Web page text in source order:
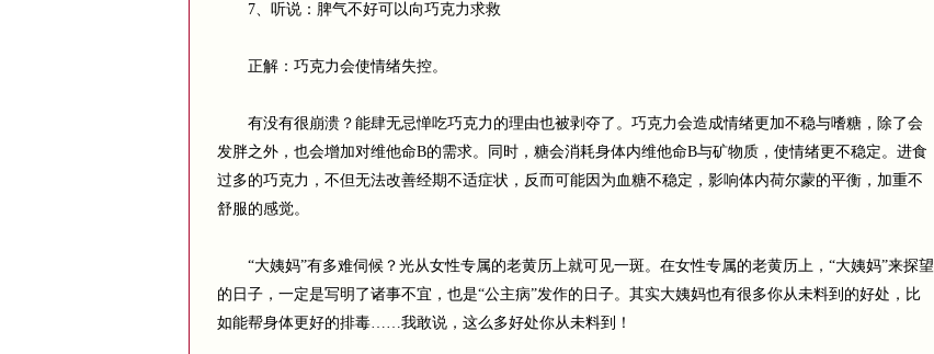
7、听说：脾气不好可以向巧克力求救
正解：巧克力会使情绪失控。
有没有很崩溃？能肆无忌惮吃巧克力的理由也被剥夺了。巧克力会造成情绪更加不稳与嗜糖，除了会
发胖之外，也会增加对维他命B的需求。同时，糖会消耗身体内维他命B与矿物质，使情绪更不稳定。进食
过多的巧克力，不但无法改善经期不适症状，反而可能因为血糖不稳定，影响体内荷尔蒙的平衡，加重不
舒服的感觉。
“大姨妈”有多难伺候？光从女性专属的老黄历上就可见一斑。在女性专属的老黄历上，“大姨妈”来探望
的日子，一定是写明了诸事不宜，也是“公主病”发作的日子。其实大姨妈也有很多你从未料到的好处，比
如能帮身体更好的排毒……我敢说，这么多好处你从未料到！